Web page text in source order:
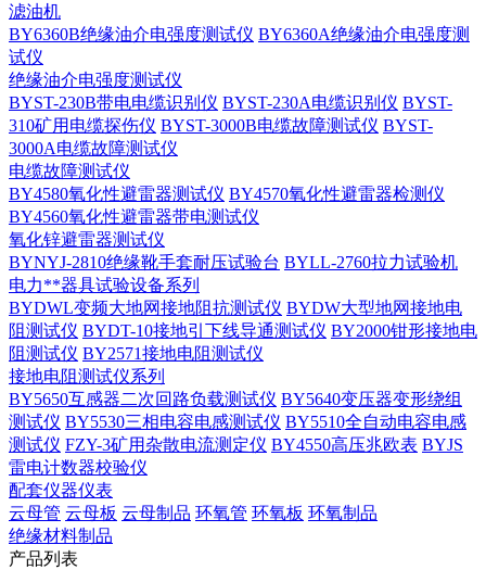
滤油机
BY6360B绝缘油介电强度测试仪 BY6360A绝缘油介电强度测
试仪
绝缘油介电强度测试仪
BYST-230B带电电缆识别仪 BYST-230A电缆识别仪 BYST-
310矿用电缆探伤仪 BYST-3000B电缆故障测试仪 BYST-
3000A电缆故障测试仪
电缆故障测试仪
BY4580氧化性避雷器测试仪 BY4570氧化性避雷器检测仪
BY4560氧化性避雷器带电测试仪
氧化锌避雷器测试仪
BYNYJ-2810绝缘靴手套耐压试验台 BYLL-2760拉力试验机
电力**器具试验设备系列
BYDWL变频大地网接地阻抗测试仪 BYDW大型地网接地电
阻测试仪 BYDT-10接地引下线导通测试仪 BY2000钳形接地电
阻测试仪 BY2571接地电阻测试仪
接地电阻测试仪系列
BY5650互感器二次回路负载测试仪 BY5640变压器变形绕组
测试仪 BY5530三相电容电感测试仪 BY5510全自动电容电感
测试仪 FZY-3矿用杂散电流测定仪 BY4550高压兆欧表 BYJS
雷电计数器校验仪
配套仪器仪表
云母管 云母板 云母制品 环氧管 环氧板 环氧制品
绝缘材料制品
产品列表